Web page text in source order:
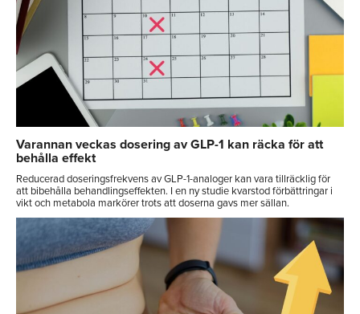
Varannan veckas dosering av GLP-1 kan räcka för att
behålla effekt
Reducerad doseringsfrekvens av GLP-1-analoger kan vara tillräcklig för
att bibehålla behandlingseffekten. I en ny studie kvarstod förbättringar i
vikt och metabola markörer trots att doserna gavs mer sällan.